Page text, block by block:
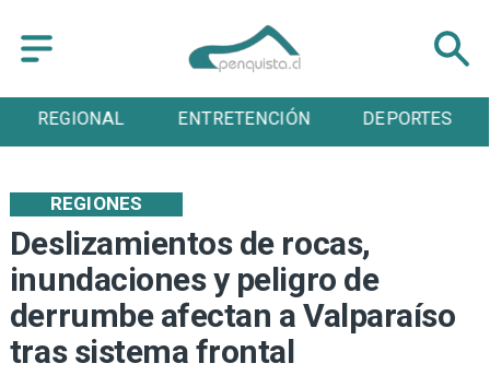
REGIONAL ENTRETENCIÓN DEPORTES
Deslizamientos de rocas,
inundaciones y peligro de
derrumbe afectan a Valparaíso
tras sistema frontal
REGIONES